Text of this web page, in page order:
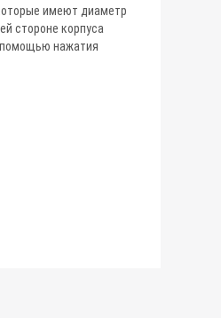
имеют диаметр
стороне корпуса
помощью нажатия